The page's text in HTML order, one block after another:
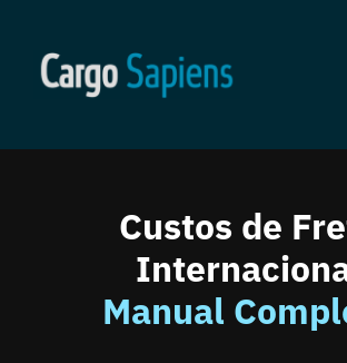
Custos de
Manual